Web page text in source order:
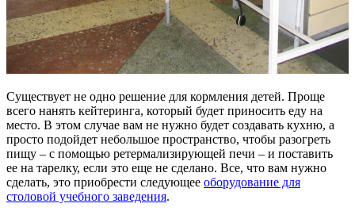
Существует не одно решение для кормления детей. Проще
всего нанять кейтеринга, который будет приносить еду на
место. В этом случае вам не нужно будет создавать кухню, а
просто подойдет небольшое пространство, чтобы разогреть
пищу – с помощью ретермализирующей печи – и поставить
ее на тарелку, если это еще не сделано. Все, что вам нужно
сделать, это приобрести следующее оборудование для
столовой учебного заведения.